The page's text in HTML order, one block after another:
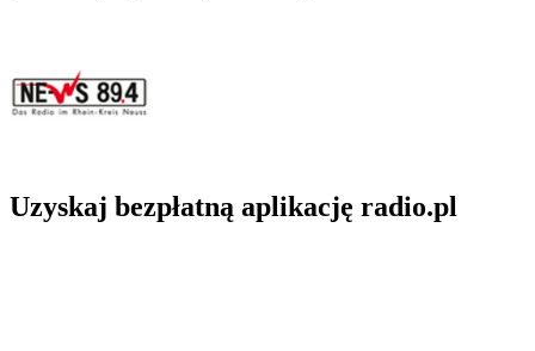
Uzyskaj bezpłatną aplikację radio.pl